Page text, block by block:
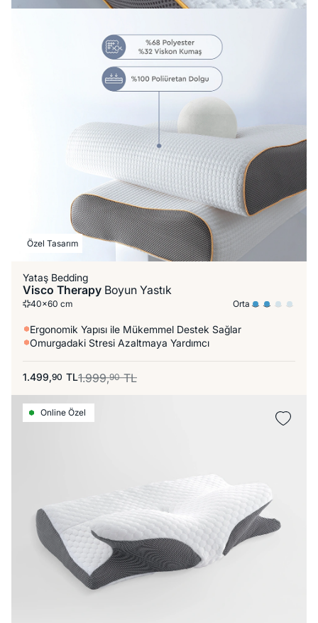
Özel Tasarım
Yataş Bedding
Visco Therapy Boyun Yastık
40x60 cm Orta
Ergonomik Yapısı ile Mükemmel Destek Sağlar
Omurgadaki Stresi Azaltmaya Yardımcı
1.999,90 TL
1.499,90 TL
Online Özel